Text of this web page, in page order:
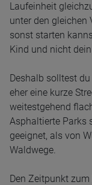
Laufeinheit
unter den gleichen
sonst starten
Kind und nicht
Deshalb solltest
eher eine kurze
weitestgehend
Asphaltierte Parks
geeignet, als von
Waldwege.
Den Zeitpunkt